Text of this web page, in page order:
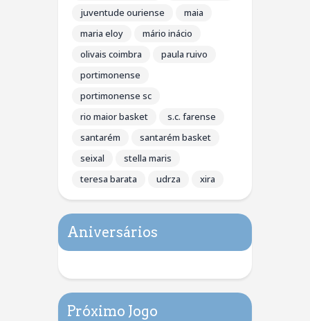
juventude ouriense
maia
maria eloy
mário inácio
olivais coimbra
paula ruivo
portimonense
portimonense sc
rio maior basket
s.c. farense
santarém
santarém basket
seixal
stella maris
teresa barata
udrza xira
Aniversários
Próximo Jogo